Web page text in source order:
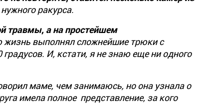
ракурса.
травмы, а на простейшем
выполнял сложнейшие трюки с
И, кстати, я не знаю еще ни одного
маме, чем занимаюсь, но она узнала о
имела полное представление, за кого